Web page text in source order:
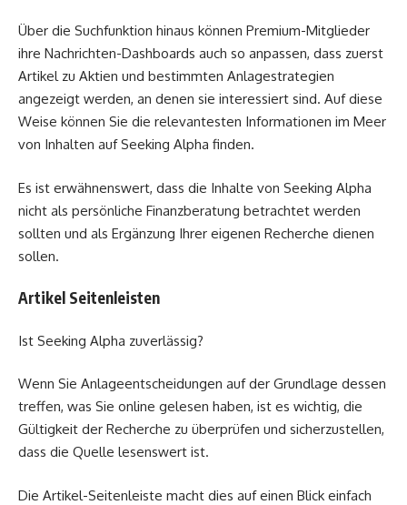
Über die Suchfunktion hinaus können Premium-Mitglieder
ihre Nachrichten-Dashboards auch so anpassen, dass zuerst
Artikel zu Aktien und bestimmten Anlagestrategien
angezeigt werden, an denen sie interessiert sind. Auf diese
Weise können Sie die relevantesten Informationen im Meer
von Inhalten auf Seeking Alpha finden.
Es ist erwähnenswert, dass die Inhalte von Seeking Alpha
nicht als persönliche Finanzberatung betrachtet werden
sollten und als Ergänzung Ihrer eigenen Recherche dienen
sollen.
Artikel Seitenleisten
Ist Seeking Alpha zuverlässig?
Wenn Sie Anlageentscheidungen auf der Grundlage dessen
treffen, was Sie online gelesen haben, ist es wichtig, die
Gültigkeit der Recherche zu überprüfen und sicherzustellen,
dass die Quelle lesenswert ist.
Die Artikel-Seitenleiste macht dies auf einen Blick einfach